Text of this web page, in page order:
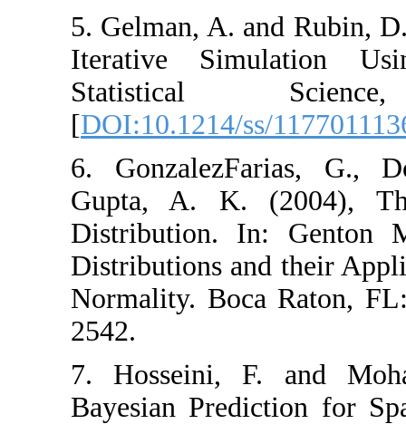
5. Gelman, A.
Iterative
[DOI:10.1214/ss/
6.
Gupta, A. K.
Distribution.
Distributions and
Normality. Boca
7. Hosseini, F.
Bayesian